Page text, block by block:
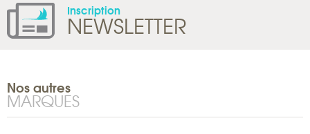
Inscription
NEWSLETTER
Nos autres
MARQUES